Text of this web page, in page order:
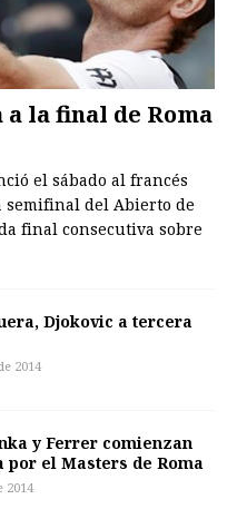
la final de Roma
el sábado al francés
semifinal del Abierto de
final consecutiva sobre
Djokovic a tercera
2014
y Ferrer comienzan
por el Masters de Roma
2014